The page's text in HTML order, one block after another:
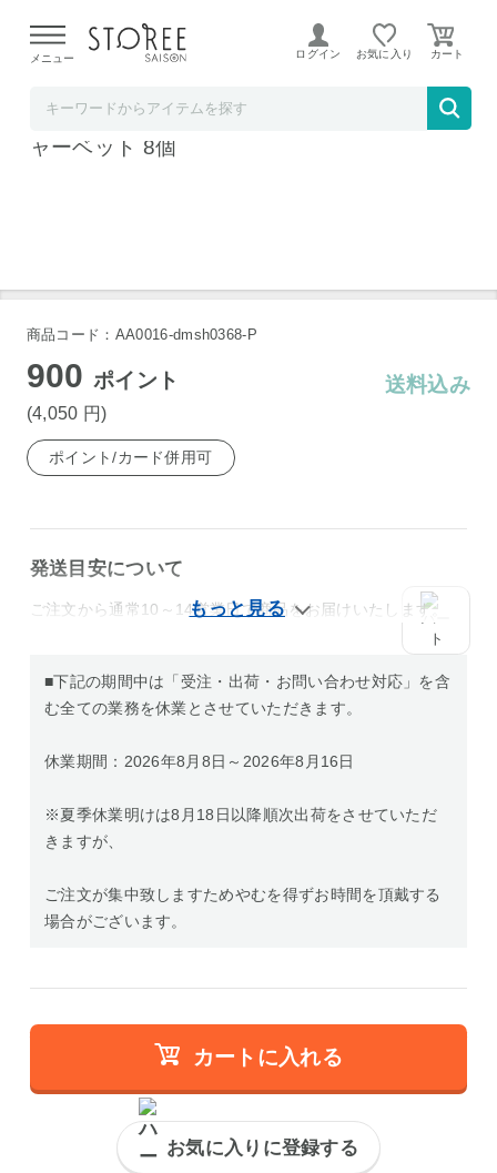
よる配送遅延が発生しております。
メニュー ログイン お気に入り
北海道 十勝ドルチェ 橋本牧場 プレミアムシ
ャーベット 8個
商品コード：AA0016-dmsh0368-P
900ポイント
(4,050 円)
送料込み
ポイント/カード併用可
発送目安について
ご注文から通常10～14営業日で商品をお届けいたします。
■下記の期間中は「受注・出荷・お問い合わせ対応」を含
む全ての業務を休業とさせていただきます。
休業期間：2026年8月8日～2026年8月16日
※夏季休業明けは8月18日以降順次出荷をさせていただ
きますが、
ご注文が集中致しますためやむを得ずお時間を頂戴する
場合がございます。
カートに入れる
お気に入りに登録する